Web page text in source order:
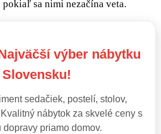
sa nimi nezačína veta.
výber nábytku
Slovensku!
sedačiek, postelí, stolov,
nábytok za skvelé ceny s
dopravy priamo domov.